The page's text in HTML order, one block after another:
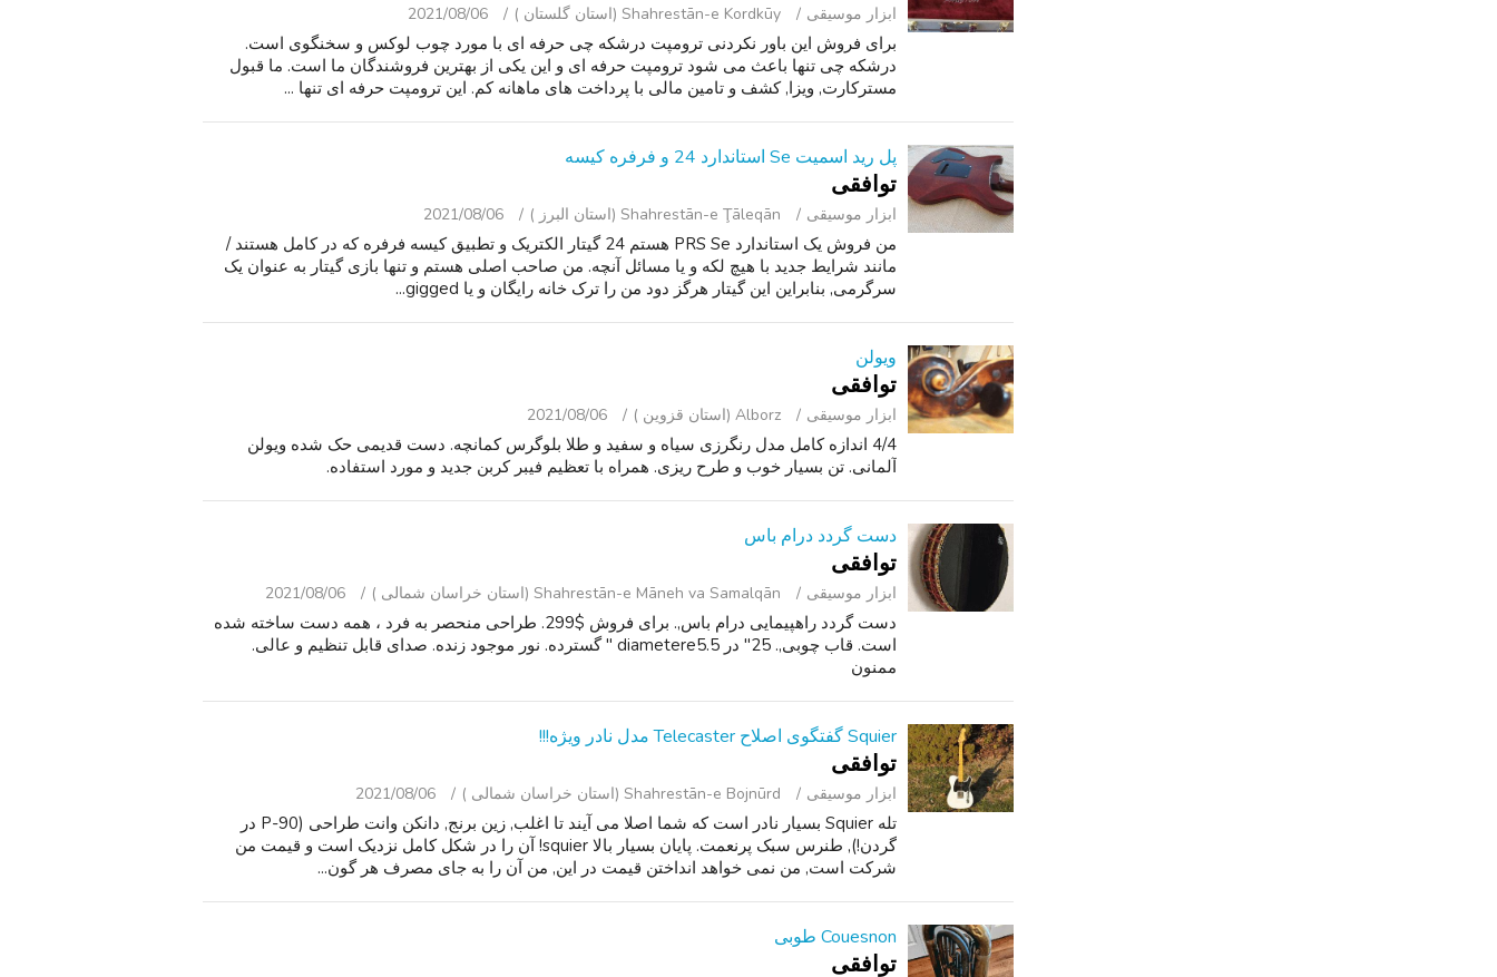
ابزار موسیقی Shahrestān-e Kordkūy (استان گلستان ) 2021/08/06
برای فروش این باور نکردنی ترومپت درشکه چی حرفه ای با مورد چوب لوکس و سخنگوی است.
درشکه چی تنها باعث می شود ترومپت حرفه ای و این یکی از بهترین فروشندگان ما است. ما قبول
مسترکارت, ویزا, کشف و تامین مالی با پرداخت های ماهانه کم. این ترومپت حرفه ای تنها ...
پل رید اسمیت Se استاندارد 24 و فرفره کیسه
توافقی
ابزار موسیقی Shahrestān-e Ţāleqān (استان البرز ) 2021/08/06
من فروش یک استاندارد PRS Se هستم 24 گیتار الکتریک و تطبیق کیسه فرفره که در کامل هستند /
مانند شرایط جدید با هیچ لکه و یا مسائل آنچه. من صاحب اصلی هستم و تنها بازی گیتار به عنوان یک
سرگرمی, بنابراین این گیتار هرگز دود من را ترک خانه رایگان و یا gigged...
ویولن
توافقی
ابزار موسیقی Alborz (استان قزوین ) 2021/08/06
4/4 اندازه کامل مدل رنگرزی سیاه و سفید و طلا بلوگرس کمانچه. دست قدیمی حک شده ویولن
آلمانی. تن بسیار خوب و طرح ریزی. همراه با تعظیم فیبر کربن جدید و مورد استفاده.
دست گردد درام باس
توافقی
ابزار موسیقی Shahrestān-e Māneh va Samalqān (استان خراسان شمالی ) 2021/08/06
دست گردد راهپیمایی درام باس,. برای فروش $299. طراحی منحصر به فرد ، همه دست ساخته شده
است. قاب چوبی,. 25" در diametere5.5 " گسترده. نور موجود زنده. صدای قابل تنظیم و عالی.
ممنون
Squier گفتگوی اصلاح Telecaster مدل نادر ویژه!!!
توافقی
ابزار موسیقی Shahrestān-e Bojnūrd (استان خراسان شمالی ) 2021/08/06
تله Squier بسیار نادر است که شما اصلا می آیند تا اغلب, زین برنج, دانکن وانت طراحی (P-90 در
گردن!), طنرس سبک پرنعمت. پایان بسیار بالا squier! آن را در شکل کامل نزدیک است و قیمت من
شرکت است, من نمی خواهد انداختن قیمت در این, من آن را به جای مصرف هر گون...
Couesnon طوبی
توافقی